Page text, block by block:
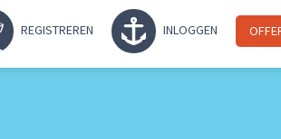
REGISTREREN INLOGGEN